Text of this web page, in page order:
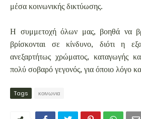
μέσα κοινωνικής δικτύωσης.
Η συμμετοχή όλων μας, βοηθά να
βρίσκονται σε κίνδυνο, διότι η
ανεξαρτήτως χρώματος, καταγωγής
πολύ σοβαρό γεγονός, για όποιο λόγο
Tags κοινωνια